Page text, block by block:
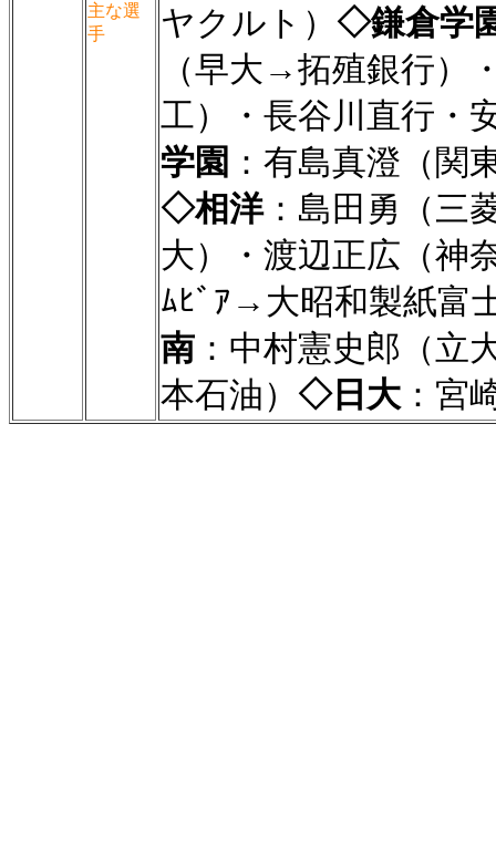
主な選
手
ヤクルト） ◇鎌倉学
（早大→拓殖銀行）
工）・長谷川直行・
学園 ：有島真澄（関
◇相洋：島田勇（三
大）・渡辺正広（神
ﾑﾋﾞｱ→大昭和製紙
南 ：中村憲史郎（
本石油） ◇日大 ：宮